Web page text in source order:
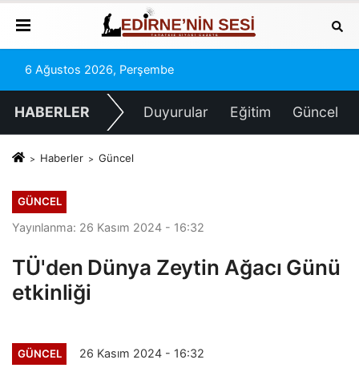
6 Ağustos 2026, Perşembe
HABERLER Duyurular Eğitim Güncel
Haberler Güncel
GÜNCEL
Yayınlanma: 26 Kasım 2024 - 16:32
TÜ'den Dünya Zeytin Ağacı Günü
etkinliği
GÜNCEL 26 Kasım 2024 - 16:32